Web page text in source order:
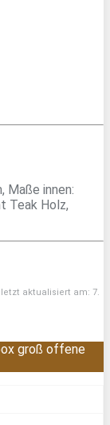
Maße innen:
Teak Holz,
aktualisiert am: 7.
groß offene